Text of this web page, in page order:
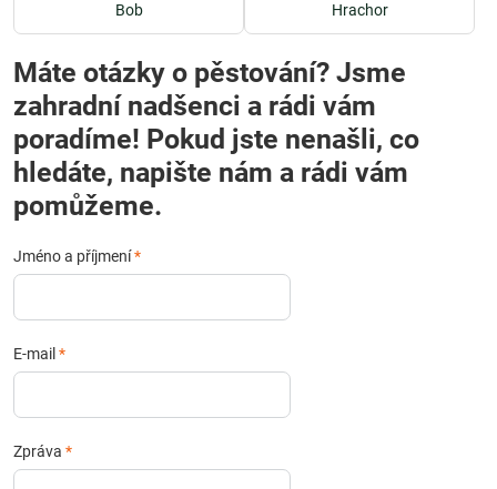
Bob Hrachor
Máte otázky o pěstování? Jsme
zahradní nadšenci a rádi vám
poradíme! Pokud jste nenašli, co
hledáte, napište nám a rádi vám
pomůžeme.
Jméno a příjmení*
E-mail *
Zpráva *